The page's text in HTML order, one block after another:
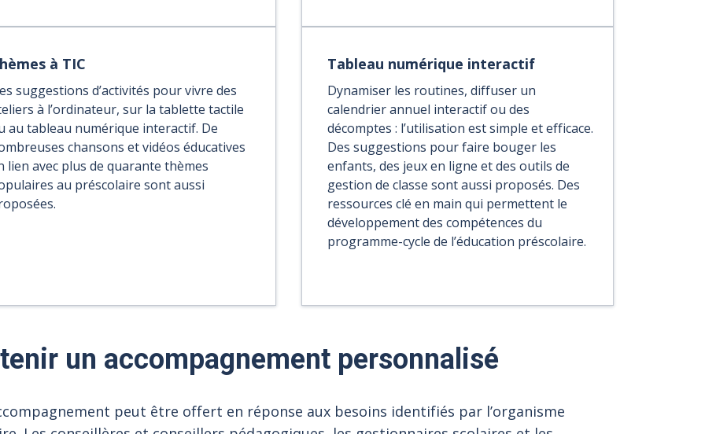
à TIC
suggestions d’activités pour vivre des
à l’ordinateur, sur la tablette tactile
au tableau numérique interactif. De
chansons et vidéos éducatives
lien avec plus de quarante thèmes
au préscolaire sont aussi
Tableau numérique interactif
Dynamiser les routines, diffuser un
calendrier annuel interactif ou des
décomptes : l’utilisation est simple et efficace.
Des suggestions pour faire bouger les
enfants, des jeux en ligne et des outils de
gestion de classe sont aussi proposés. Des
ressources clé en main qui permettent le
développement des compétences du
programme-cycle de l’éducation préscolaire.
un accompagnement personnalisé
peut être offert en réponse aux besoins identifiés par l’organisme